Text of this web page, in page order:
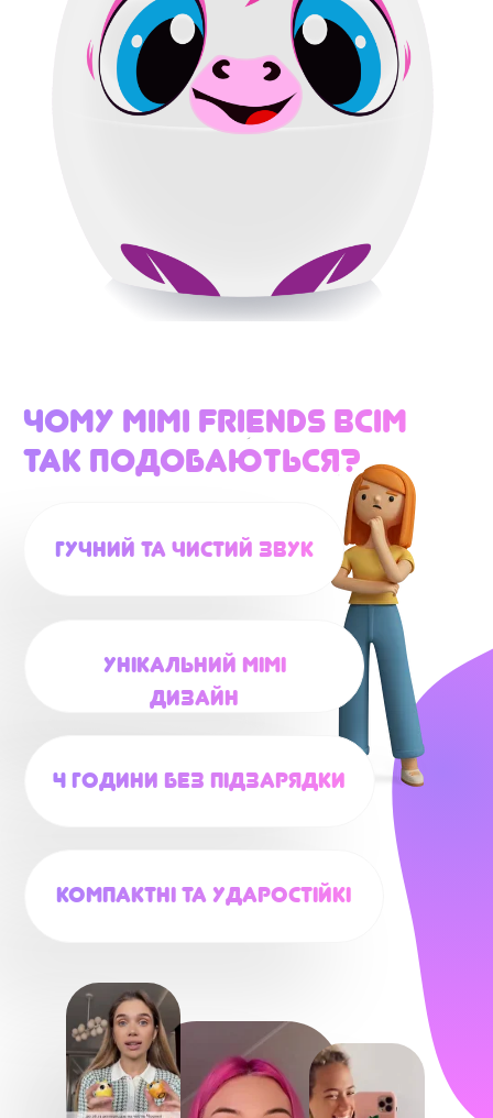
Унікальний Mimi
дизайн
Компактні та ударостійкі
4 години без підзарядки
Гучний та чистий звук
Чому Mimi Friends всім
так подобаються?